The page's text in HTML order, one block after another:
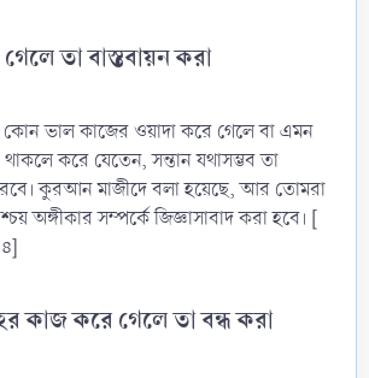
তা বাস্তবায়ন করা
কোন ভাল কাজের ওয়াদা করে গেলে বা এমন
থাকলে করে যেতেন, সন্তান যথাসম্ভব তা
করবে। কুরআন মাজীদে বলা হয়েছে, আর তোমরা
অঙ্গীকার সম্পর্কে জিজ্ঞাসাবাদ করা হবে। [
কাজ করে গেলে তা বন্ধ করা